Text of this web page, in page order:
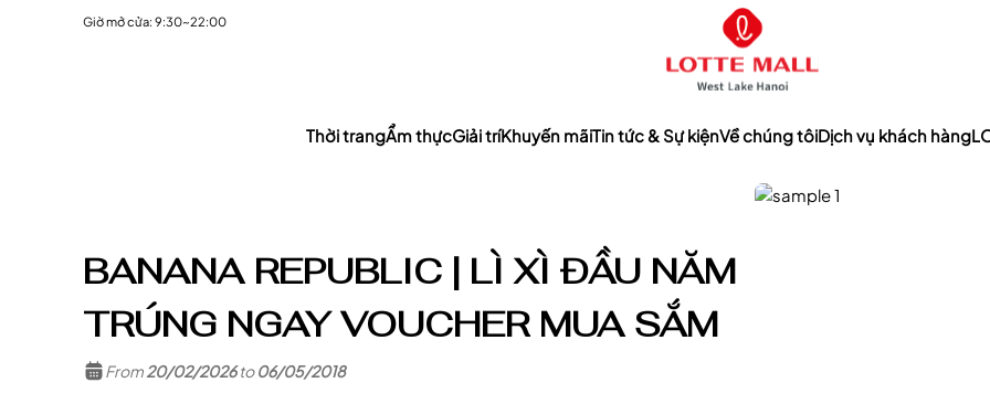
Giờ mở cửa: 9:30~22:00
Thời trangẨm thựcGiải tríKhuyến mãiTin tức & Sự kiệnVề chúng tôiDịch vụ khách hàng
BANANA REPUBLIC | LÌ XÌ ĐẦU NĂM
TRÚNG NGAY VOUCHER MUA SẮM
From 20/02/2026to06/05/2018